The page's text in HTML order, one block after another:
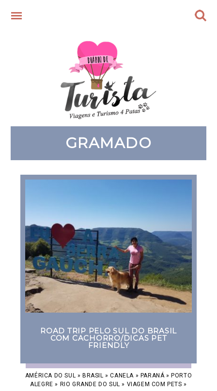
GRAMADO
ROAD TRIP PELO SUL DO BRASIL
COM CACHORRO/DICAS PET
FRIENDLY
AMÉRICA DO SUL » BRASIL »CANELA » PARANÁ» PORTO
ALEGRE » RIO GRANDE DO SUL » VIAGEM COM PETS »